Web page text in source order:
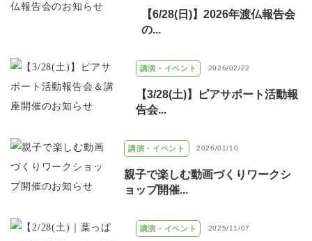
【6/28(日)】2026年渡仏報告会
の...
講演・イベント 2026/02/22
【3/28(土)】ピアサポート活動報
告会...
講演・イベント 2026/01/10
親子で楽しむ動画づくりワークシ
ョップ開催...
講演・イベント 2025/11/07